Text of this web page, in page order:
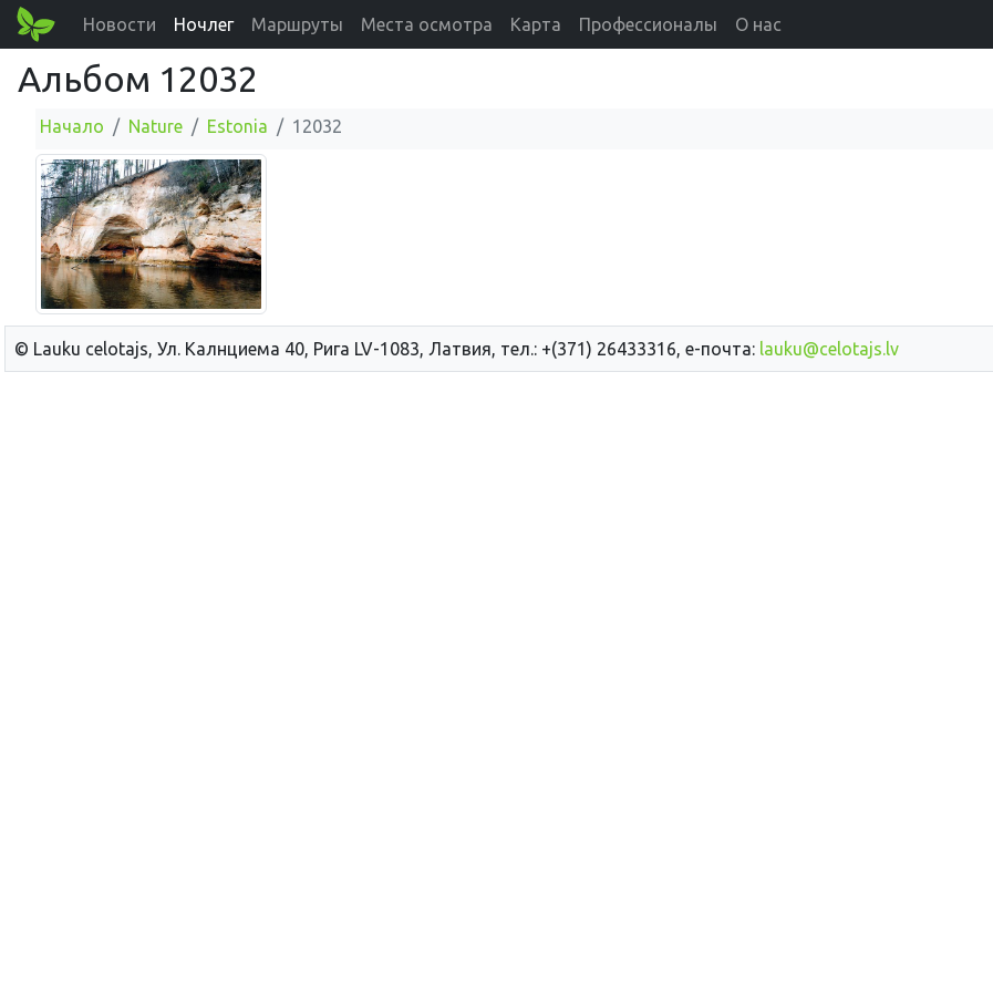
Новости Ночлег Маршруты Места осмотра Карта Профессионалы О нас
Альбом 12032
Начало Nature Estonia 12032
© Lauku сelotajs, Ул. Калнциема 40, Рига LV-1083, Латвия, тел.: +(371) 26433316, е-почта: lauku@celotajs.lv